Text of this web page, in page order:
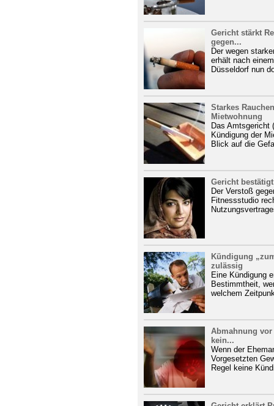
Gericht stärkt
gegen...
Der wegen
erhält nach
Düsseldorf nun
Starkes
Mietwohnung
Das Amtsgericht
Kündigung der
Blick auf die
Gericht
Der Verstoß
Fitnessstudio
Kündigung
zulässig
Eine Kündigung
Bestimmtheit,
welchem
Abmahnung
kein...
Wenn der
Vorgesetzten
Regel keine